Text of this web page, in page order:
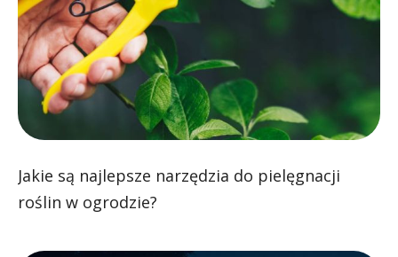
Jakie są najlepsze narzędzia do pielęgnacji
roślin w ogrodzie?